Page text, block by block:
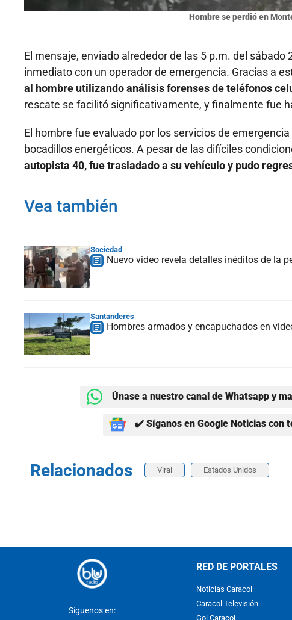
Hombre se perdió en
El mensaje, enviado alrededor de las 5 p.m. del
inmediato con un operador de emergencia. Gracias a
al hombre utilizando análisis forenses de teléfonos
rescate se facilitó significativamente, y finalmente fue
El hombre fue evaluado por los servicios de
bocadillos energéticos. A pesar de las difíciles
autopista 40, fue trasladado a su vehículo y pudo
Vea también
Sociedad
Nuevo video revela detalles inéditos de la
Santanderes
Hombres armados y encapuchados en
Únase a nuestro canal de Whatsapp y
✔️ Síganos en Google Noticias con
Relacionados Viral Estados Unidos
Síguenos en:
RED DE PORTALES
Noticias Caracol
Caracol Televisión
Gol Caracol